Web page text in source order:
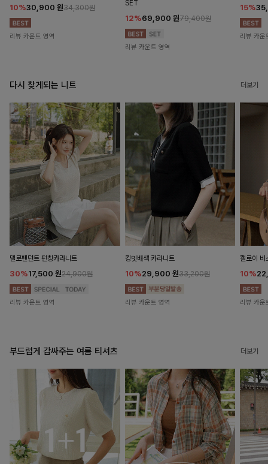
10%30,900 원34,300원
리뷰 카운트 영역
SET
12%69,900 원79,400원
리뷰 카운트 영역
15%
리뷰 카운
다시 찾게되는 니트 더보기
델로펜던트 펀칭카라니트
30%17,500 원24,900원
리뷰 카운트 영역
킹밋배색 카라니트
10%29,900 원33,200원
리뷰 카운트 영역
캘로이 비
10%
리뷰 카운
부드럽게 감싸주는 여름 티셔츠 더보기